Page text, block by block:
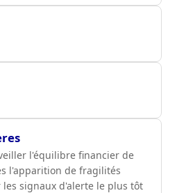
l'équilibre financier de
l'apparition de fragilités
les signaux d'alerte le plus tôt